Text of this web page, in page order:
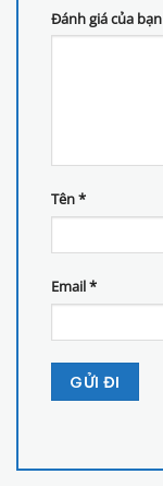
Đánh giá của bạn
Tên*
Email*